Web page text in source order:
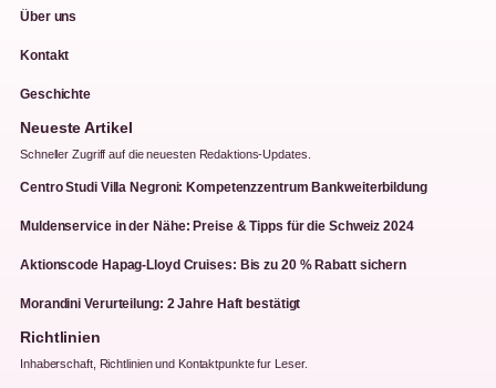
Über uns
Kontakt
Geschichte
Neueste Artikel
Schneller Zugriff auf die neuesten Redaktions-Updates.
Centro Studi Villa Negroni: Kompetenzzentrum Bankweiterbildung
Muldenservice in der Nähe: Preise & Tipps für die Schweiz 2024
Aktionscode Hapag-Lloyd Cruises: Bis zu 20 % Rabatt sichern
Morandini Verurteilung: 2 Jahre Haft bestätigt
Richtlinien
Inhaberschaft, Richtlinien und Kontaktpunkte fur Leser.